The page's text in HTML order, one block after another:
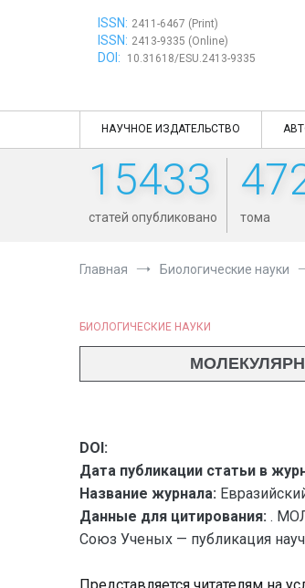
ISSN: 2411-6467 (Print)
ISSN: 2413-9335 (Online)
DOI: 10.31618/ESU.2413-9335
НАУЧНОЕ ИЗДАТЕЛЬСТВО
15433
статей опубликовано тома
Главная Биологические науки
БИОЛОГИЧЕСКИЕ НАУКИ
DOI:
Дата публикации статьи в
Название журнала:
Данные для цитирования: .
Союз Ученых — публикация